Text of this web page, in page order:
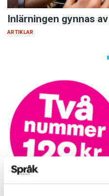
Inlärningen gynnas
ARTIKLAR